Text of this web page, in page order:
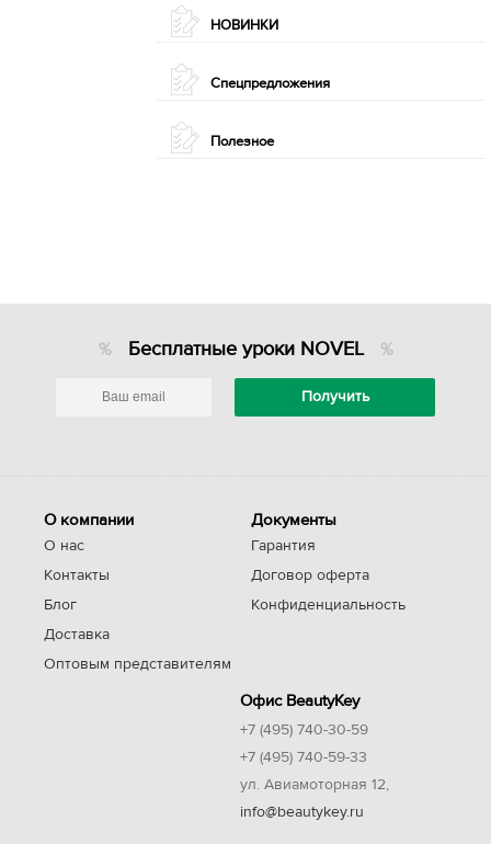
НОВИНКИ
Спецпредложения
Полезное
Бесплатные уроки NOVEL
О компании
О нас
Контакты
Блог
Доставка
Оптовым представителям
Документы
Гарантия
Договор оферта
Конфиденциальность
Офис BeautyKey
+7 (495) 740-30-59
+7 (495) 740-59-33
ул. Авиамоторная 12,
info@beautykey.ru